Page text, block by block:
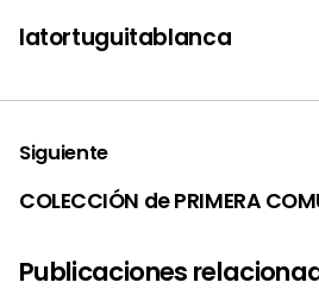
latortuguitablanca
Siguiente
COLECCIÓN de PRIMERA
Publicaciones